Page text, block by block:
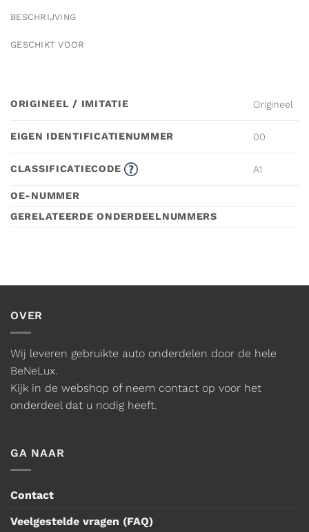
BESCHRIJVING
GESCHIKT VOOR
ORIGINEEL / IMITATIE Origineel
EIGEN IDENTIFICATIENUMMER 00
CLASSIFICATIECODE A1
OE-NUMMER
GERELATEERDE ONDERDEELNUMMERS
OVER
Wij leveren gebruikte auto onderdelen door de hele
BeNeLux.
Kijk in de webshop of neem contact op voor het
onderdeel dat u nodig heeft.
GA NAAR
Contact
Veelgestelde vragen (FAQ)